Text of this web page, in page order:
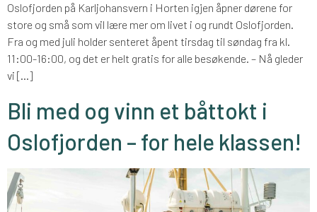
Oslofjorden på Karljohansvern i Horten igjen åpner dørene for
store og små som vil lære mer om livet i og rundt Oslofjorden.
Fra og med juli holder senteret åpent tirsdag til søndag fra kl.
11:00-16:00, og det er helt gratis for alle besøkende. – Nå gleder
vi […]
Bli med og vinn et båttokt i
Oslofjorden – for hele klassen!